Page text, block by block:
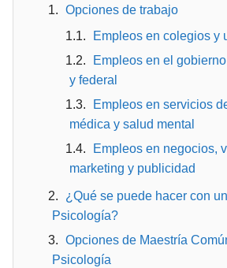
Opciones de trabajo
Empleos en colegios y
Empleos en el
y federal
Empleos en servicios
médica y salud mental
Empleos en negocios,
marketing y publicidad
¿Qué se puede hacer con
Psicología?
Opciones de Maestría
Psicología